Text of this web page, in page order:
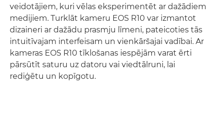
veidotājiem, kuri vēlas eksperimentēt ar dažādiem
medijiem. Turklāt kameru EOS R10 var izmantot
dizaineri ar dažādu prasmju līmeni, pateicoties tās
intuitīvajam interfeisam un vienkāršajai vadībai. Ar
kameras EOS R10 tīklošanas iespējām varat ērti
pārsūtīt saturu uz datoru vai viedtālruni, lai
rediģētu un kopīgotu.